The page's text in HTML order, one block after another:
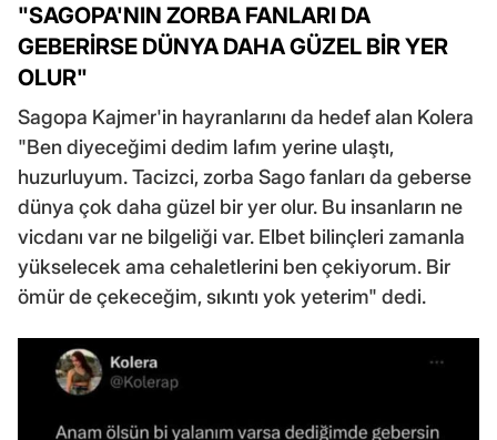
"SAGOPA'NIN ZORBA FANLARI DA
GEBERİRSE DÜNYA DAHA GÜZEL BİR YER
OLUR"
Sagopa Kajmer'in hayranlarını da hedef alan Kolera
"Ben diyeceğimi dedim lafım yerine ulaştı,
huzurluyum. Tacizci, zorba Sago fanları da geberse
dünya çok daha güzel bir yer olur. Bu insanların ne
vicdanı var ne bilgeliği var. Elbet bilinçleri zamanla
yükselecek ama cehaletlerini ben çekiyorum. Bir
ömür de çekeceğim, sıkıntı yok yeterim" dedi.